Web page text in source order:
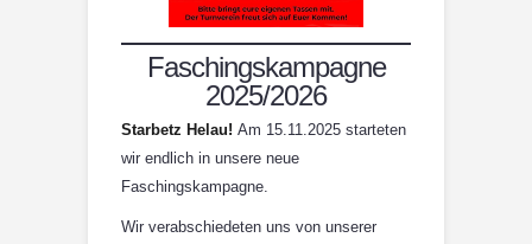
Faschingskampagne
2025/2026
Starbetz Helau! Am 15.11.2025 starteten
wir endlich in unsere neue
Faschingskampagne.
Wir verabschiedeten uns von unserer